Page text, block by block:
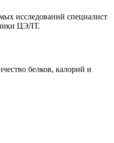
исследований специалист
ЦЭЛТ.
белков, калорий и